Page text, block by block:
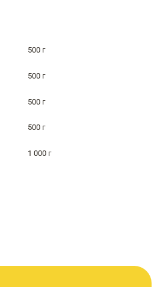
500 г
500 г
500 г
500 г
1 000 г